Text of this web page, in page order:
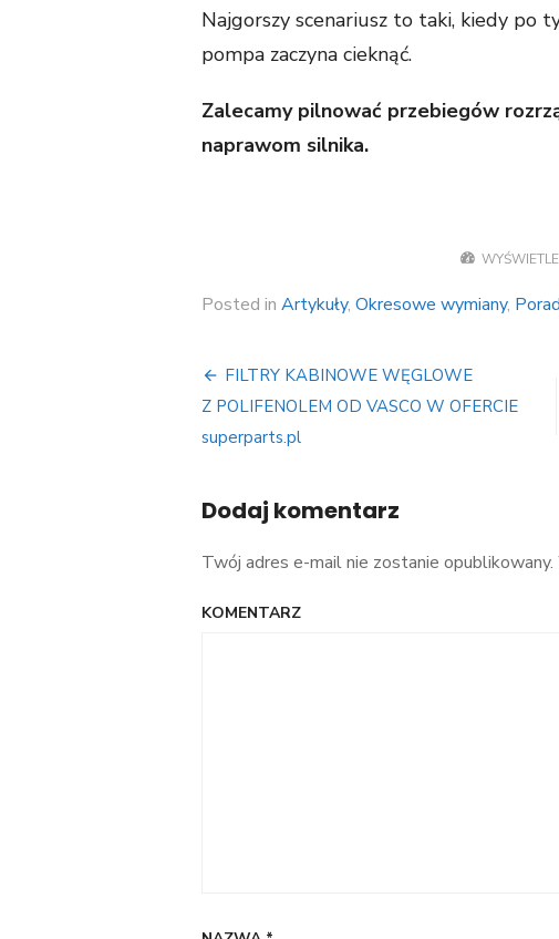
Najgorszy scenariusz to taki, kiedy po
pompa zaczyna cieknąć.
Zalecamy pilnować przebiegów
naprawom silnika.
Posted in Artykuły, Okresowe wymiany,
Nawigacja
wpisu
FILTRY KABINOWE WĘGLOWE
Z POLIFENOLEM OD VASCO W OFERCIE
superparts.pl
Dodaj komentarz
Twój adres e-mail nie zostanie opublikowany.
KOMENTARZ